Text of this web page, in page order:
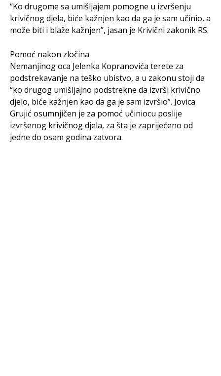
“Ko drugome sa umišljajem pomogne u izvršenju
krivičnog djela, biće kažnjen kao da ga je sam učinio, a
može biti i blaže kažnjen”, jasan je Krivični zakonik RS.
Pomoć nakon zločina
Nemanjinog oca Jelenka Kopranovića terete za
podstrekavanje na teško ubistvo, a u zakonu stoji da
“ko drugog umišljajno podstrekne da izvrši krivično
djelo, biće kažnjen kao da ga je sam izvršio”. Jovica
Grujić osumnjičen je za pomoć učiniocu poslije
izvršenog krivičnog djela, za šta je zaprijećeno od
jedne do osam godina zatvora.